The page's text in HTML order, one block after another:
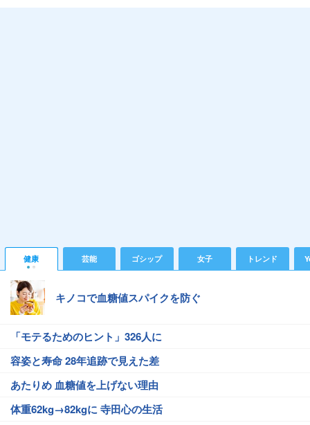
健康 芸能 ゴシップ 女子 トレンド
キノコで血糖値スパイクを防ぐ
「モテるためのヒント」326人に
容姿と寿命 28年追跡で見えた差
あたりめ 血糖値を上げない理由
体重62kg→82kgに 寺田心の生活